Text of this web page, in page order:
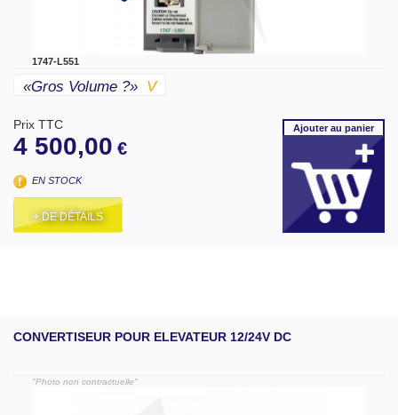
1747-L551
«gros Volume ?» V
Prix TTC
4 500,00 €
EN STOCK
+ DE DÉTAILS
Ajouterau panier
CONVERTISEUR POUR ELEVATEUR 12/24V DC
"Photo non contractuelle"